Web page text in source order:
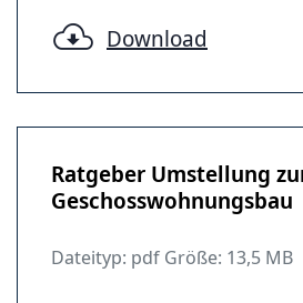
Download
Ratgeber Umstellung
Geschosswohnungsbau
Dateityp: pdf Größe: 13,5 MB